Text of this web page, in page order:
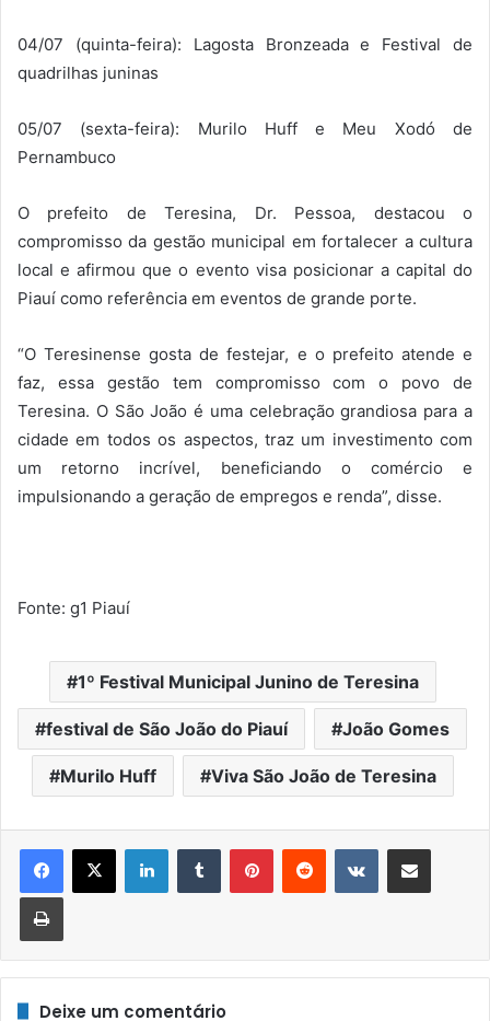
04/07 (quinta-feira): Lagosta Bronzeada e Festival de
quadrilhas juninas
05/07 (sexta-feira): Murilo Huff e Meu Xodó de
Pernambuco
O prefeito de Teresina, Dr. Pessoa, destacou o
compromisso da gestão municipal em fortalecer a cultura
local e afirmou que o evento visa posicionar a capital do
Piauí como referência em eventos de grande porte.
“O Teresinense gosta de festejar, e o prefeito atende e
faz, essa gestão tem compromisso com o povo de
Teresina. O São João é uma celebração grandiosa para a
cidade em todos os aspectos, traz um investimento com
um retorno incrível, beneficiando o comércio e
impulsionando a geração de empregos e renda”, disse.
Fonte: g1 Piauí
1º Festival Municipal Junino de Teresina
festival de São João do Piauí João Gomes
Murilo Huff Viva São João de Teresina
LinkedinTumblr PinterestReddit VK Compartilhar via e-mail
Imprimir
Deixe um comentário